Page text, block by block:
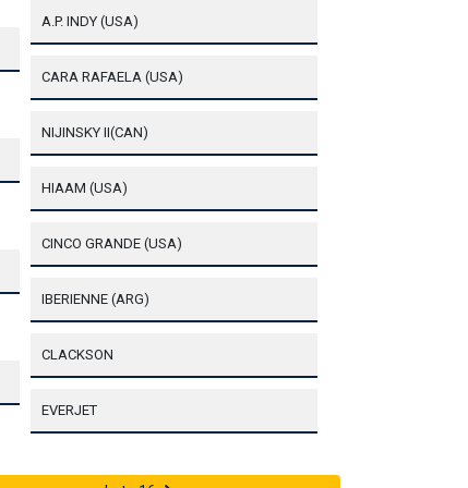
A.P. INDY (USA)
CARA RAFAELA (USA)
NIJINSKY II(CAN)
HIAAM (USA)
CINCO GRANDE (USA)
IBERIENNE (ARG)
CLACKSON
EVERJET